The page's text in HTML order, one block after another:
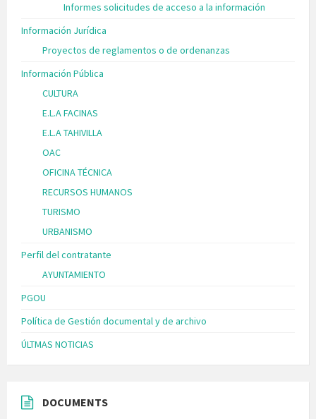
Informes solicitudes de acceso a la información
Información Jurídica
Proyectos de reglamentos o de ordenanzas
Información Pública
CULTURA
E.L.A FACINAS
E.L.A TAHIVILLA
OAC
OFICINA TÉCNICA
RECURSOS HUMANOS
TURISMO
URBANISMO
Perfil del contratante
AYUNTAMIENTO
PGOU
Política de Gestión documental y de archivo
ÚLTMAS NOTICIAS
DOCUMENTS